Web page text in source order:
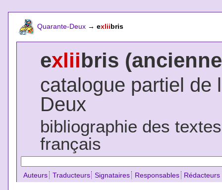
Quarante-Deux → exliibris
exliibris
catalogue partiel de
Deux
bibliographie des
français
Auteurs Traducteurs Signataires Responsables Rédacteurs